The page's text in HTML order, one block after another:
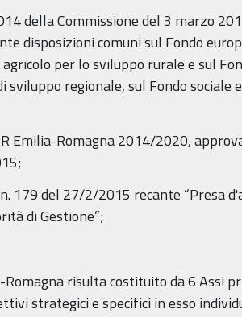
della Commissione del 3 marzo
disposizioni comuni sul Fondo
agricolo per lo sviluppo rurale e sul
regionale, sul Fondo sociale
Emilia-Romagna 2014/2020,
179 del 27/2/2015 recante “Presa
di Gestione”;
Romagna risulta costituito da 6
strategici e specifici in esso